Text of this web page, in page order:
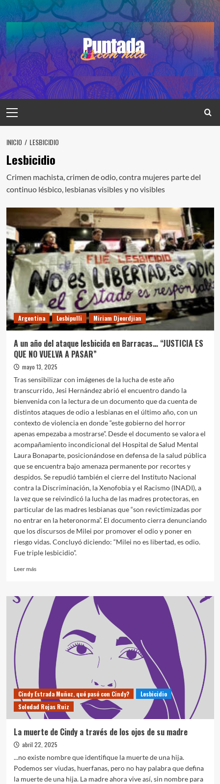
al
contenido
principal
INICIO LESBICIDIO
Lesbicidio
Crimen machista, crimen de odio, contra mujeres parte del
continuo lésbico, lesbianas visibles y no visibles
Argentina Lesbipulli Miriam Djeordjian
A un año del ataque lesbicida en Barracas… “JUSTICIA ES
QUE NO VUELVA A PASAR”
mayo 13, 2025
Tras sensibilizar con imágenes de la lucha de este año
transcurrido, Jesi Hernández abrió el encuentro dando la
bienvenida con la lectura de un documento que da cuenta de
distintos ataques de odio a lesbianas en el último año, con un
contexto de violencia en donde “este gobierno del horror
apenas empezaba a mostrarse”. Desde el documento se valora el
acompañamiento incondicional del Hospital de Salud Mental
Laura Bonaparte, posicionándose en defensa de la salud pública
que se encuentra bajo amenaza permanente por recortes y
despidos. Se repudió también el cierre del Instituto Nacional
contra la Discriminación, la Xenofobia y el Racismo (INADI), a
la vez que se reivindicó la lucha de las madres protectoras, en
particular de las madres lesbianas que “son revictimizadas por
no entrar en la heteronorma”. El documento cierra denunciando
que los discursos de Milei por promover el odio y poner en
riesgo vidas. Concluyó diciendo: “Milei no es libertad, es odio.
Fue triple lesbicidio”.
Leer másLeer
A
ataque
lesbicida
en
Barracas…
“JUSTICIA
ES
QUE
NO
VUELVA
Cindy Estrada Muñoz, qué pasó con Cindy?
Lesbicidio
Soledad Rojas Ruiz
La muerte de Cindy a través de los ojos de su madre
abril 22, 2025
...no existe nombre que identifique la muerte de una hija.
Podemos ser viudas, huerfanas, pero no hay palabra que defina
la muerte de una hija. La madre ahora vive así, sin nombre para